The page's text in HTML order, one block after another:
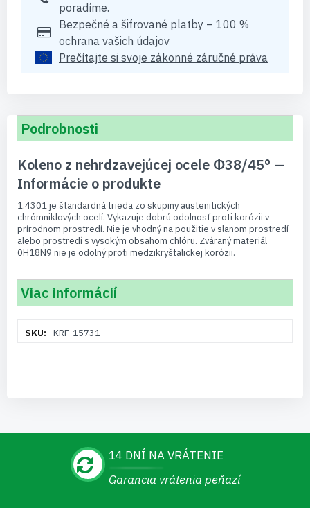
poradíme.
Bezpečné a šifrované platby – 100 %
ochrana vašich údajov
Prečítajte si svoje zákonné záručné práva
Podrobnosti
Koleno z nehrdzavejúcej ocele Φ38/45° —
Informácie o produkte
1.4301 je štandardná trieda zo skupiny austenitických
chrómniklových ocelí. Vykazuje dobrú odolnosť proti korózii v
prírodnom prostredí. Nie je vhodný na použitie v slanom prostredí
alebo prostredí s vysokým obsahom chlóru. Zváraný materiál
0H18N9 nie je odolný proti medzikryštalickej korózii.
Viac informácií
informáciíKRF-15731
14 DNÍ NA VRÁTENIE
Garancia vrátenia peňazí